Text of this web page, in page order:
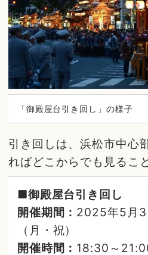
「御殿屋台引き回し」の様子
引き回しは、浜松市中心
ればどこからでも見るこ
■御殿屋台引き回し
開催期間： 2025年5月3
（月・祝）
開催時間： 18:30～